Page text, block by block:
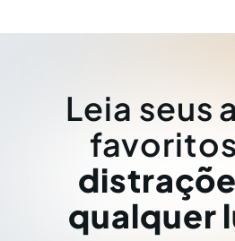
Leia seus
favoritos
qualquer